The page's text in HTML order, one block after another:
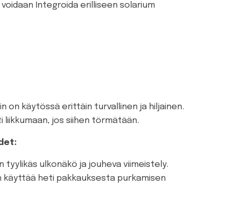
Integroida erilliseen solarium
on käytössä erittäin turvallinen ja hiljainen.
liikkumaan, jos siihen törmätään.
tyylikäs ulkonäkö ja jouheva viimeistely.
käyttää heti pakkauksesta purkamisen